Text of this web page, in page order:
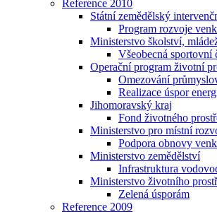
Reference 2010
Státní zemědělský
Program rozvoje
Ministerstvo školství,
Všeobecná sportovní
Operační program životní
Omezování
Realizace úspor
Jihomoravský kraj
Fond životného
Ministerstvo pro místní
Podpora obnovy
Ministerstvo zemědělství
Infrastruktura
Ministerstvo životního
Zelená úsporám
Reference 2009